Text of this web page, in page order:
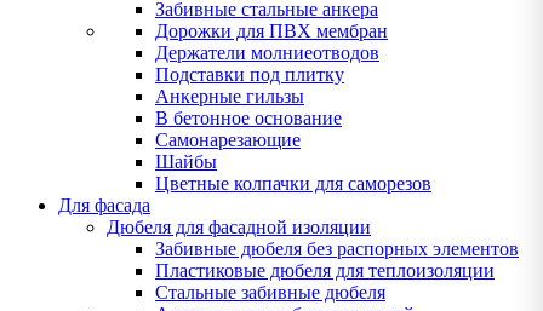
Забивные стальные анкера
Дорожки для ПВХ мембран
Держатели молниеотводов
Подставки под плитку
Анкерные гильзы
В бетонное основание
Самонарезающие
Шайбы
Цветные колпачки для саморезов
Для фасада
Дюбеля для фасадной изоляции
Забивные дюбеля без распорных элементов
Пластиковые дюбеля для теплоизоляции
Стальные забивные дюбеля